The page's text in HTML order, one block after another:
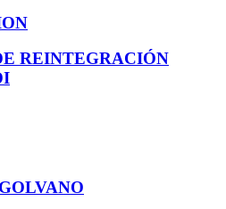
REINTEGRACIÓN